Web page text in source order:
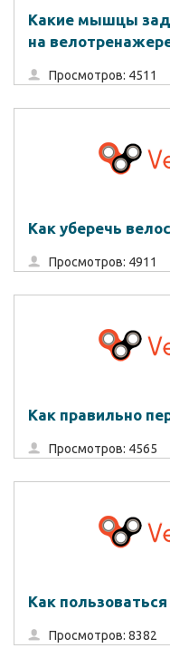
Какие мышцы
на
Просмотров: 4511
Как уберечь
Просмотров: 4911
Как правильно
Просмотров: 4565
Как
Просмотров: 8382